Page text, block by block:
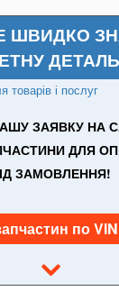
L35, L67, L69)
ШВИДКО
товарів і послуг
ЗАЯВКУ НА
ДЛЯ
ЗАМОВЛЕННЯ!
по